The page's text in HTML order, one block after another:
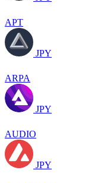
APT
JPY
ARPA
JPY
AUDIO
JPY